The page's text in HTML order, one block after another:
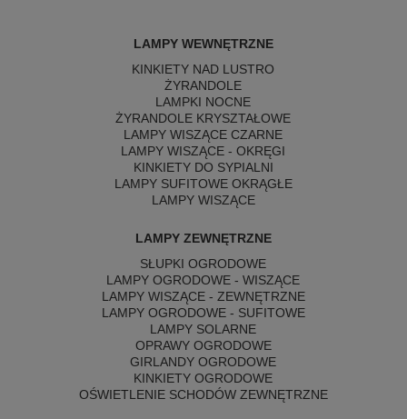
LAMPY WEWNĘTRZNE
KINKIETY NAD LUSTRO
ŻYRANDOLE
LAMPKI NOCNE
ŻYRANDOLE KRYSZTAŁOWE
LAMPY WISZĄCE CZARNE
LAMPY WISZĄCE - OKRĘGI
KINKIETY DO SYPIALNI
LAMPY SUFITOWE OKRĄGŁE
LAMPY WISZĄCE
LAMPY ZEWNĘTRZNE
SŁUPKI OGRODOWE
LAMPY OGRODOWE - WISZĄCE
LAMPY WISZĄCE - ZEWNĘTRZNE
LAMPY OGRODOWE - SUFITOWE
LAMPY SOLARNE
OPRAWY OGRODOWE
GIRLANDY OGRODOWE
KINKIETY OGRODOWE
OŚWIETLENIE SCHODÓW ZEWNĘTRZNE